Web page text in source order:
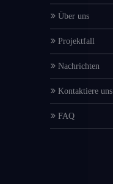
Über uns
Projektfall
Nachrichten
Kontaktiere uns
FAQ